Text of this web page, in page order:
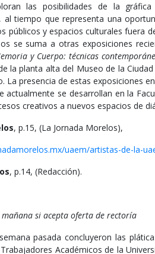
las posibilidades de la
al tiempo que representa una
públicos y espacios culturales fuera
se suma a otras exposiciones
y Cuerpo: técnicas
la planta alta del Museo de la
La presencia de estas exposiciones
actualmente se desarrollan en la
creativos a nuevos espacios de
, p.15, (La Jornada Morelos),
uaem/artistas-de-la-
, p.14, (Redacción).
si acepta oferta de rectoría
pasada concluyeron las
Académicos de la